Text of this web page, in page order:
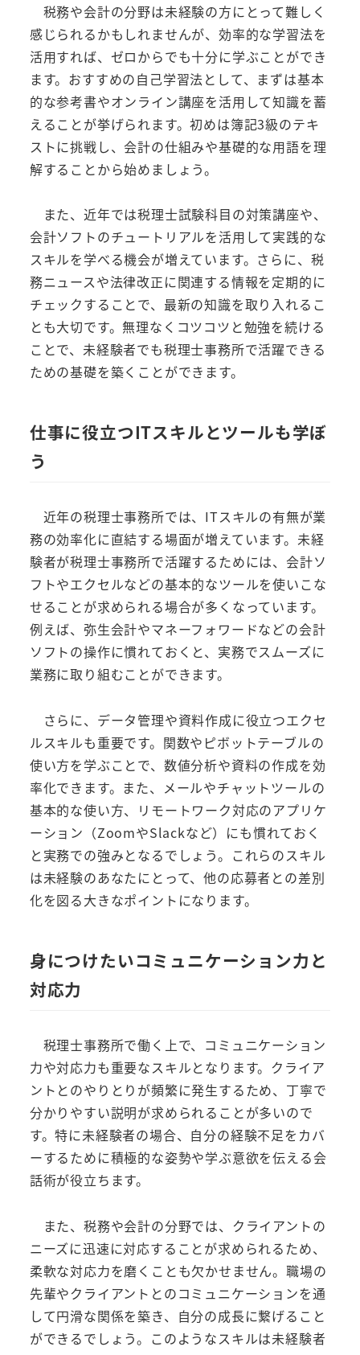
税務や会計の分野は未経験の方にとって難しく
感じられるかもしれませんが、効率的な学習法を
活用すれば、ゼロからでも十分に学ぶことができ
ます。おすすめの自己学習法として、まずは基本
的な参考書やオンライン講座を活用して知識を蓄
えることが挙げられます。初めは簿記3級のテキ
ストに挑戦し、会計の仕組みや基礎的な用語を理
解することから始めましょう。
また、近年では税理士試験科目の対策講座や、
会計ソフトのチュートリアルを活用して実践的な
スキルを学べる機会が増えています。さらに、税
務ニュースや法律改正に関連する情報を定期的に
チェックすることで、最新の知識を取り入れるこ
とも大切です。無理なくコツコツと勉強を続ける
ことで、未経験者でも税理士事務所で活躍できる
ための基礎を築くことができます。
仕事に役立つITスキルとツールも学ぼ
う
近年の税理士事務所では、ITスキルの有無が業
務の効率化に直結する場面が増えています。未経
験者が税理士事務所で活躍するためには、会計ソ
フトやエクセルなどの基本的なツールを使いこな
せることが求められる場合が多くなっています。
例えば、弥生会計やマネーフォワードなどの会計
ソフトの操作に慣れておくと、実務でスムーズに
業務に取り組むことができます。
さらに、データ管理や資料作成に役立つエクセ
ルスキルも重要です。関数やピボットテーブルの
使い方を学ぶことで、数値分析や資料の作成を効
率化できます。また、メールやチャットツールの
基本的な使い方、リモートワーク対応のアプリケ
ーション（ZoomやSlackなど）にも慣れておく
と実務での強みとなるでしょう。これらのスキル
は未経験のあなたにとって、他の応募者との差別
化を図る大きなポイントになります。
身につけたいコミュニケーション力と
対応力
税理士事務所で働く上で、コミュニケーション
力や対応力も重要なスキルとなります。クライア
ントとのやりとりが頻繁に発生するため、丁寧で
分かりやすい説明が求められることが多いので
す。特に未経験者の場合、自分の経験不足をカバ
ーするために積極的な姿勢や学ぶ意欲を伝える会
話術が役立ちます。
また、税務や会計の分野では、クライアントの
ニーズに迅速に対応することが求められるため、
柔軟な対応力を磨くことも欠かせません。職場の
先輩やクライアントとのコミュニケーションを通
して円滑な関係を築き、自分の成長に繋げること
ができるでしょう。このようなスキルは未経験者